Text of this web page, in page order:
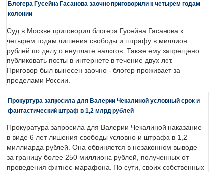
Блогера Гусейна Гасанова заочно приговорили к четырем годам
колонии
Суд в Москве приговорил блогера Гусейна Гасанова к
четырем годам лишения свободы и штрафу в миллион
рублей по делу о неуплате налогов. Также ему запрещено
публиковать посты в интернете в течение двух лет.
Приговор был вынесен заочно - блогер проживает за
пределами России.
Прокуртура запросила для Валерии Чекалиной условный срок и
фантастический штраф в 1,2 млрд рублей
Прокуратура запросила для Валерии Чекалиной наказание
в виде 6 лет лишения свободы условно и штрафа в 1,2
миллиарда рублей. Она обвиняется в незаконном выводе
за границу более 250 миллиона рублей, полученных от
проведения фитнес-марафона. По сути, своих собственных